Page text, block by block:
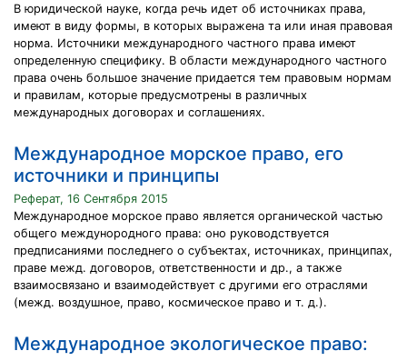
В юридической науке, когда речь идет об источниках права,
имеют в виду формы, в которых выражена та или иная правовая
норма. Источники международного частного права имеют
определенную специфику. В области международного частного
права очень большое значение придается тем правовым нормам
и правилам, которые предусмотрены в различных
международных договорах и соглашениях.
Международное морское право, его
источники и принципы
Реферат, 16 Сентября 2015
Международное морское право является органической частью
общего междунородного права: оно руководствуется
предписаниями последнего о субъектах, источниках, принципах,
праве межд. договоров, ответственности и др., а также
взаимосвязано и взаимодействует с другими его отраслями
(межд. воздушное, право, космическое право и т. д.).
Международное экологическое право: